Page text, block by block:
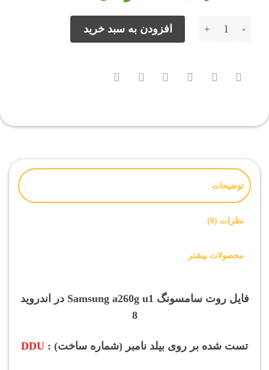
10,000 تومان
بود.
افزودن به سبد خرید
توضیحات
نظرات (0)
محصولات بیشتر
فایل روت سامسونگ Samsung a260g
u1 در اندروید
8
تست شده بر روی بیلد نامبر (شماره ساخت) : DDU